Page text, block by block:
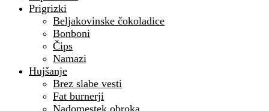
Prigrizki
Beljakovinske čokoladice
Bonboni
Čips
Namazi
Hujšanje
Brez slabe vesti
Fat burnerji